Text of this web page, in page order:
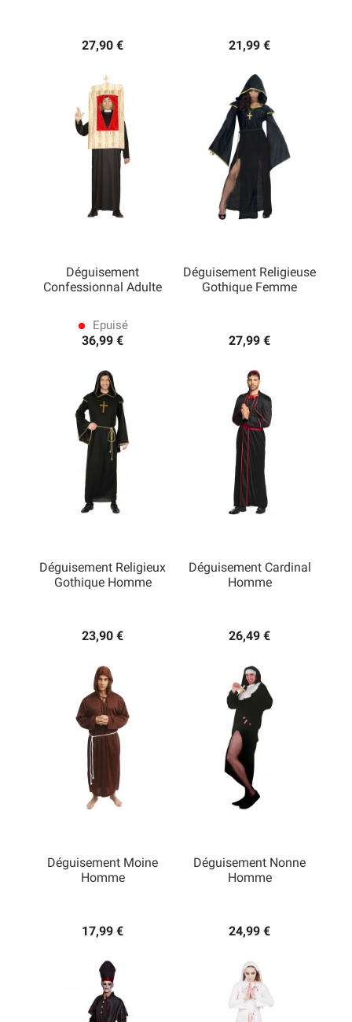
27,90 € 21,99 €
Déguisement
Confessionnal Adulte
lens Epuisé
36,99 €
Déguisement Religieuse
Gothique Femme
27,99 €
Déguisement Religieux
Gothique Homme
23,90 €
Déguisement Cardinal
Homme
26,49 €
Déguisement Moine
Homme
17,99 €
Déguisement Nonne
Homme
24,99 €